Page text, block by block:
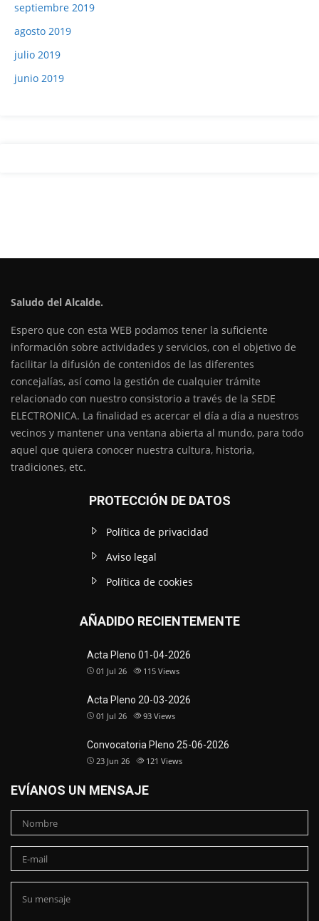
septiembre 2019
agosto 2019
julio 2019
junio 2019
Saludo del Alcalde.
Espero que con esta WEB podamos tener la suficiente
información sobre actividades y servicios, con el objetivo de
facilitar la difusión de contenidos de las diferentes
concejalías, así como la gestión de cualquier trámite
relacionado con nuestro consistorio a través de la SEDE
ELECTRONICA. La finalidad es acercar el día a día a nuestros
vecinos y mantener una ventana abierta al mundo, para todo
aquel que quiera conocer nuestra cultura, historia,
tradiciones, etc.
PROTECCIÓN DE DATOS
Política de privacidad
Aviso legal
Política de cookies
AÑADIDO RECIENTEMENTE
Acta Pleno 01-04-2026
01 Jul 26 115 Views
Acta Pleno 20-03-2026
01 Jul 26 93 Views
Convocatoria Pleno 25-06-2026
23 Jun 26 121 Views
EVÍANOS UN MENSAJE